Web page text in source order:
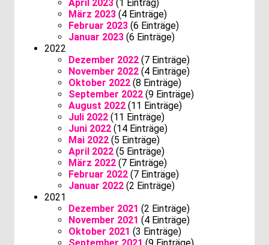
April 2023 (1 Eintrag)
März 2023 (4 Einträge)
Februar 2023 (6 Einträge)
Januar 2023 (6 Einträge)
2022
Dezember 2022 (7 Einträge)
November 2022 (4 Einträge)
Oktober 2022 (8 Einträge)
September 2022 (9 Einträge)
August 2022 (11 Einträge)
Juli 2022 (11 Einträge)
Juni 2022 (14 Einträge)
Mai 2022 (5 Einträge)
April 2022 (5 Einträge)
März 2022 (7 Einträge)
Februar 2022 (7 Einträge)
Januar 2022 (2 Einträge)
2021
Dezember 2021 (2 Einträge)
November 2021 (4 Einträge)
Oktober 2021 (3 Einträge)
September 2021 (9 Einträge)